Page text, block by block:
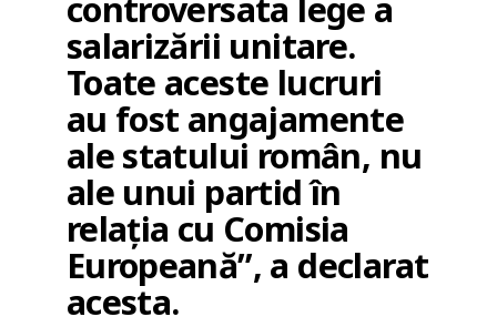
controversata lege a
salarizării unitare.
Toate aceste lucruri
au fost angajamente
ale statului român, nu
ale unui partid în
relația cu Comisia
Europeană”, a declarat
acesta.